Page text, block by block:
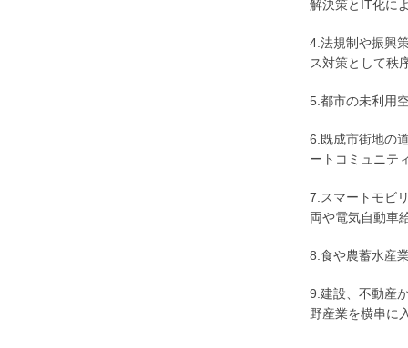
解決策とIT化に
4.法規制や振興
ス対策として秩
5.都市の未利用
6.既成市街地の
ートコミュニテ
7.スマートモビ
両や電気自動車
8.食や農蓄水産
9.建設、不動産
野産業を横串に